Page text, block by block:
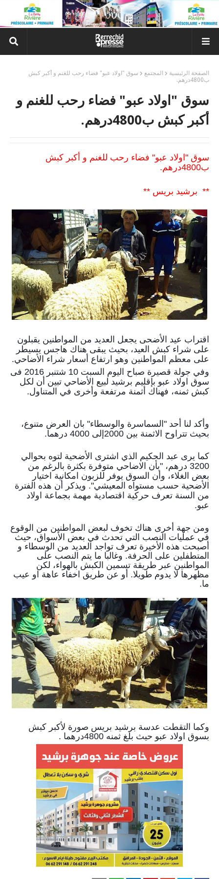
الصفحة الرئيسية المجتمع
سوق "اولاد عبو" فضاء رحب للغنم و أكبر كبش
ب4800درهم.
سوق "اولاد عبو" فضاء رحب للغنم و
أكبر كبش ب4800درهم.
سوق "اولاد عبو" فضاء رحب للغنم و أكبر كبش
ب4800درهم.
** برشيد بريس **
اقتراب عيد الأضحى يجعل العديد من المواطنين يقبلون
على شراء كبش العيد، بحيث يبقى هناك هاجس يسيطر
على معظم المواطنين وهو ارتفاع أسعار شراء الأضاحي.
وفي جولة قصيرة صباح اليوم السبت 10 شتنبر 2016 فى
سوق اولاد عبو بإقليم برشيد لبيع الأضاحي تبين أن لكل
كبش ثمنه، فهناك أثمنة مرتفعة وأخرى في المتناول.
وأكد لنا أحد "السماسرة والوسطاء" بان العرض متنوع،
بحيث تتراوح الاثمنة بين 2000إلى 4000 درهما.
كما يرى عبد الحكيم الذي اشترى الأضحية لتوه بحوالي
3200 درهم، "بأن الاضاحي متوفرة بكثرة بالرغم من
بعض الغلاء، وأن السوق يوفر للزبون امكانية اختيار
الأضحية حسب مستواه المعيشي". ويذكر أن هذه الفترة
من السنة تعرف حركية اقتصادية مهمة بجماعة اولاد
عبو.
ومن جهة أخرى هناك تخوف لبعض المواطنين من الوقوع
في عمليات النصب التي تحدث في بعض الأسواق، حيث
أصبحت هذه الأخيرة تعرف تواجد العديد من الوسطاء و
المتطفلين على الحرفة. وغالبا ما يتم النصب على
المواطنين عبر طريقة تسمين الكبش بالهواء، لكن
مظهرها لا يدوم طويلا. أو عن طريق اخفاء عاهة او عيب
ما.
وكما التقطت عدسة برشيد بريس صورة لأكبر كبش
بسوق اولاد عبو حيث بلغ ثمنه 4800درهما .